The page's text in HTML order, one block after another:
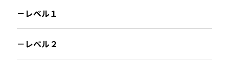
－レベル１
－レベル２